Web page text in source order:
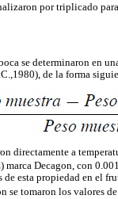
por triplicado
se determinaron en
de la forma
directamente a
Decagon, con
esta propiedad en el
se tomaron los valores